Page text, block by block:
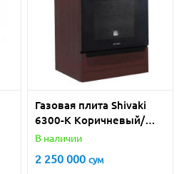
Газовая плита Shivaki
6300-K Коричневый/
Серый
В наличии
2 250 000 сум